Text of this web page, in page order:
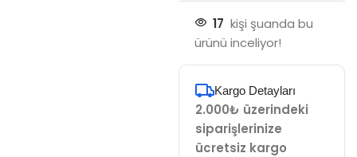
17 kişi şuanda bu
ürünü inceliyor!
Kargo Detayları
2.000₺ üzerindeki
siparişlerinize
ücretsiz kargo